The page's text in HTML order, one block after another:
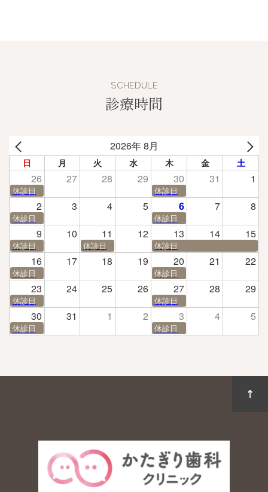
SCHEDULE
診療時間
2026年 8月
日 月 火 水 木 金 土
26 27 28 29 30 31 1
休診日 休診日
2 3 4 5 6 7 8
休診日 休診日
9 10 11 12 13 14 15
休診日 休診日 休診日
16 17 18 19 20 21 22
休診日 休診日
23 24 25 26 27 28 29
休診日 休診日
30 31 1 2 3 4 5
休診日 休診日